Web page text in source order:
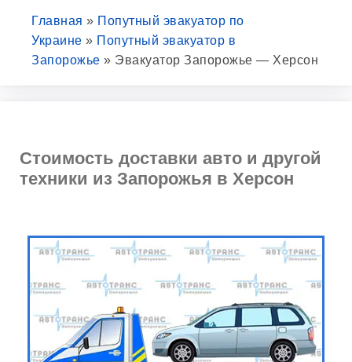
Главная » Попутный эвакуатор по
Украине » Попутный эвакуатор в
Запорожье » Эвакуатор Запорожье — Херсон
Стоимость доставки авто и другой
техники из Запорожья в Херсон